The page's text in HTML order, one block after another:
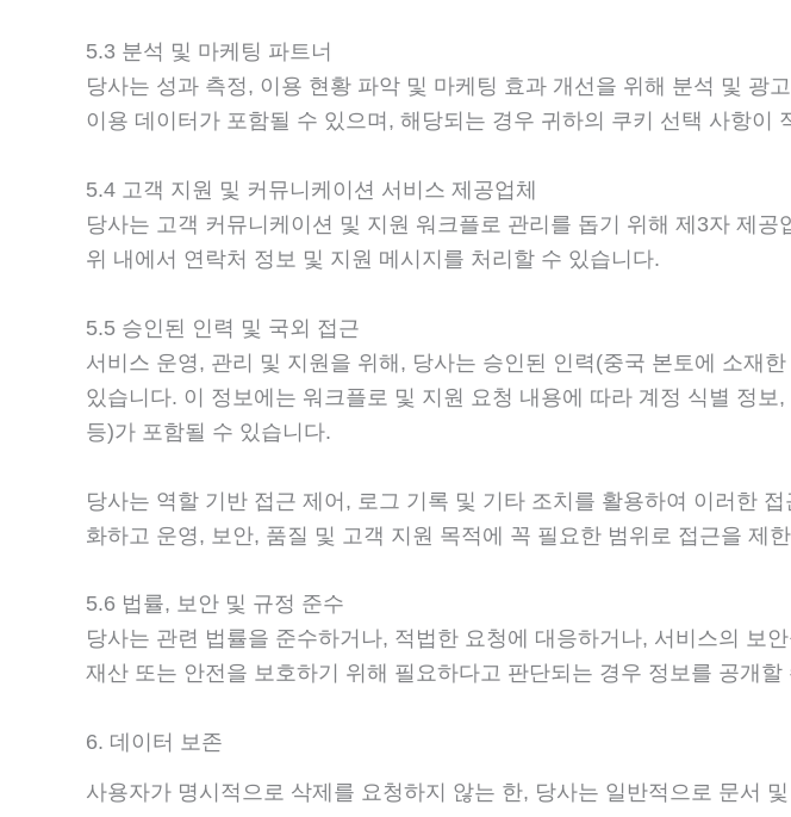
5.3 분석 및 마케팅 파트너
당사는 성과 측정, 이용 현황 파악 및 마케팅 효과 개선을 위해 분석 및 광
이용 데이터가 포함될 수 있으며, 해당되는 경우 귀하의 쿠키 선택 사항이
5.4 고객 지원 및 커뮤니케이션 서비스 제공업체
당사는 고객 커뮤니케이션 및 지원 워크플로 관리를 돕기 위해 제3자 제
위 내에서 연락처 정보 및 지원 메시지를 처리할 수 있습니다.
5.5 승인된 인력 및 국외 접근
서비스 운영, 관리 및 지원을 위해, 당사는 승인된 인력(중국 본토에 소재
있습니다. 이 정보에는 워크플로 및 지원 요청 내용에 따라 계정 식별 정
등)가 포함될 수 있습니다.
당사는 역할 기반 접근 제어, 로그 기록 및 기타 조치를 활용하여 이러한
화하고 운영, 보안, 품질 및 고객 지원 목적에 꼭 필요한 범위로 접근을 제
5.6 법률, 보안 및 규정 준수
당사는 관련 법률을 준수하거나, 적법한 요청에 대응하거나, 서비스의 보
재산 또는 안전을 보호하기 위해 필요하다고 판단되는 경우 정보를 공개할
6. 데이터 보존
사용자가 명시적으로 삭제를 요청하지 않는 한, 당사는 일반적으로 문서